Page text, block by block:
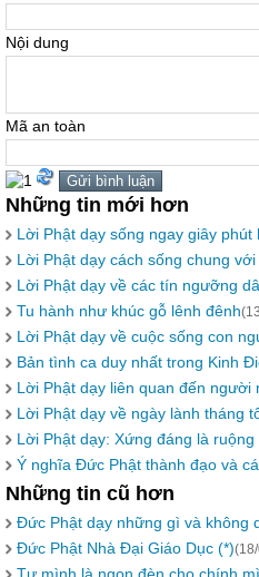
Nội dung
Mã an toàn
Những tin mới hơn
Lời Phật dạy sống ngay giây phút
Lời Phật dạy cách sống chung
Lời Phật dạy về các tín ngưỡng
Tu hành như khúc gỗ lênh đênh
Lời Phật dạy về cuộc sống con
Bản tình ca duy nhất trong Kinh
Lời Phật dạy liên quan đến người
Lời Phật dạy về ngày lành tháng
Lời Phật dạy: Xứng đáng là
Ý nghĩa Đức Phật thành đạo và
Những tin cũ hơn
Đức Phật dạy những gì và không
Đức Phật Nhà Đại Giáo Dục (*)